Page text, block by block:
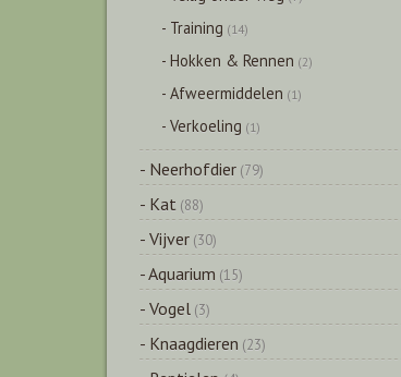
- Training (14)
- Hokken & Rennen (2)
- Afweermiddelen (1)
- Verkoeling (1)
- Neerhofdier (79)
- Kat (88)
- Vijver (30)
- Aquarium (15)
- Vogel (3)
- Knaagdieren (23)